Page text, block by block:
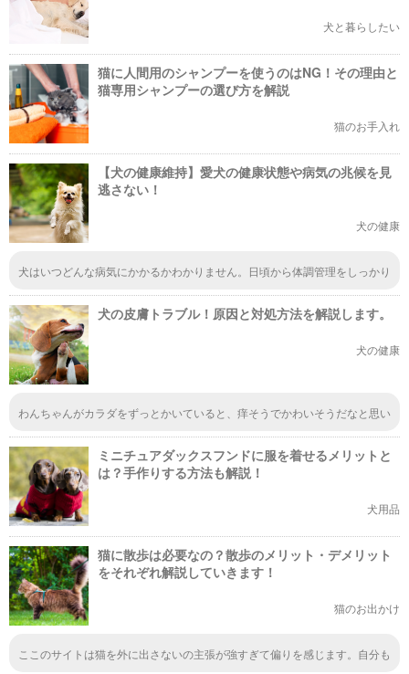
犬と暮らしたい
猫に人間用のシャンプーを使うのはNG！その理由と
猫専用シャンプーの選び方を解説
猫のお手入れ
【犬の健康維持】愛犬の健康状態や病気の兆候を見
逃さない！
犬の健康
犬はいつどんな病気にかかるかわかりません。日頃から体調管理をしっかり
にはいきません。気づいたことがあれば小さなことでも病院などで診てもら
うことが大切ですね。犬の皮膚トラブル！原因と対処方法を解説します。
犬の健康
わんちゃんがカラダをずっとかいていると、痒そうでかわいそうだなと思い
一つずつ対策を行って、早くわんちゃんが快適に過ごせるようにしてあげた
いと思います。
ミニチュアダックスフンドに服を着せるメリットと
は？手作りする方法も解説！
犬用品
猫に散歩は必要なの？散歩のメリット・デメリット
をそれぞれ解説していきます！
猫のお出かけ
ここのサイトは猫を外に出さないの主張が強すぎて偏りを感じます。自分も